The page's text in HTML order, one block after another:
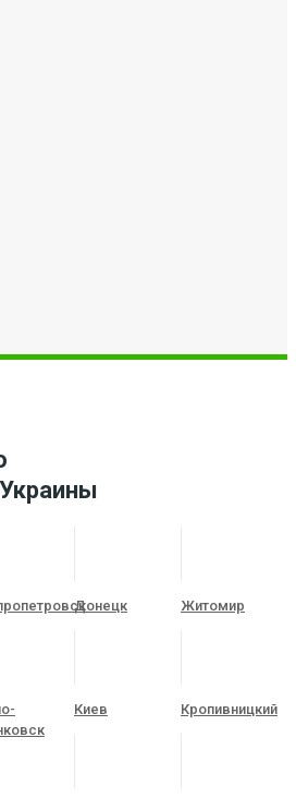
Донецк Житомир
Киев Кропивницкий